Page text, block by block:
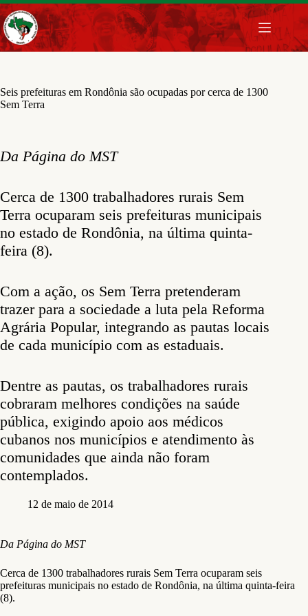
Pular
para
o
conteúdo
Seis prefeituras em Rondônia são ocupadas por cerca de 1300
Sem Terra
Da Página do MST
Cerca de 1300 trabalhadores rurais Sem
Terra ocuparam seis prefeituras municipais
no estado de Rondônia, na última quinta-
feira (8).
Com a ação, os Sem Terra pretenderam
trazer para a sociedade a luta pela Reforma
Agrária Popular, integrando as pautas locais
de cada município com as estaduais.
Dentre as pautas, os trabalhadores rurais
cobraram melhores condições na saúde
pública, exigindo apoio aos médicos
cubanos nos municípios e atendimento às
comunidades que ainda não foram
contemplados.
12 de maio de 2014
Da Página do MST
Cerca de 1300 trabalhadores rurais Sem Terra ocuparam seis
prefeituras municipais no estado de Rondônia, na última quinta-feira
(8).